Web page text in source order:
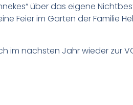
über das eigene
Feier im Garten der Familie
im nächsten Jahr wieder zur